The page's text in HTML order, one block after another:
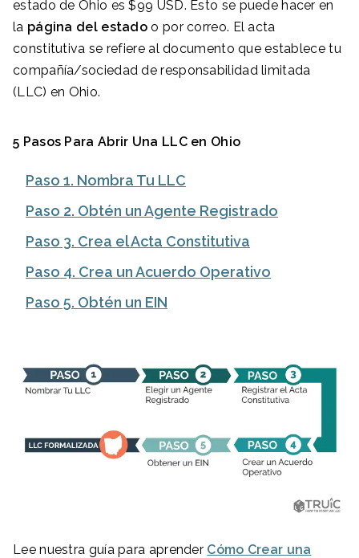
estado de Ohio es $99 USD. Esto se puede hacer en
la página del estado o por correo. El acta
constitutiva se refiere al documento que establece tu
compañía/sociedad de responsabilidad limitada
(LLC) en Ohio.
5 Pasos Para Abrir Una LLC en Ohio
Paso 1. Nombra Tu LLC
Paso 2. Obtén un Agente Registrado
Paso 3. Crea el Acta Constitutiva
Paso 4. Crea un Acuerdo Operativo
Paso 5. Obtén un EIN
Lee nuestra guía para aprender Cómo Crear una